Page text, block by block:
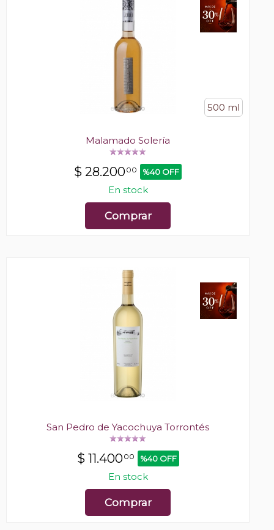
500 ml
Malamado Solería
$ 28.20000 %40 OFF
En stock
Comprar
San Pedro de Yacochuya Torrontés
$ 11.40000 %40 OFF
En stock
Comprar